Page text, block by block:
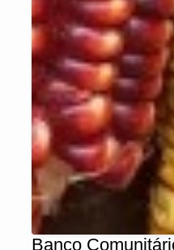
Banco